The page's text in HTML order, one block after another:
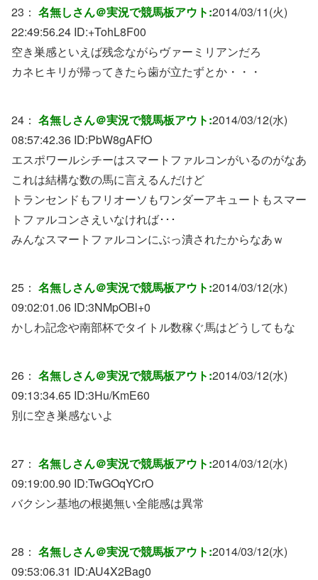
23： 名無しさん＠実況で競馬板アウト:2014/03/11(火)
22:49:56.24 ID:+TohL8F00
空き巣感といえば残念ながらヴァーミリアンだろ
カネヒキリが帰ってきたら歯が立たずとか・・・
24： 名無しさん＠実況で競馬板アウト:2014/03/12(水)
08:57:42.36 ID:PbW8gAFfO
エスポワールシチーはスマートファルコンがいるのがなあ
これは結構な数の馬に言えるんだけど
トランセンドもフリオーソもワンダーアキュートもスマー
トファルコンさえいなければ･･･
みんなスマートファルコンにぶっ潰されたからなあｗ
25： 名無しさん＠実況で競馬板アウト:2014/03/12(水)
09:02:01.06 ID:3NMpOBl+0
かしわ記念や南部杯でタイトル数稼ぐ馬はどうしてもな
26： 名無しさん＠実況で競馬板アウト:2014/03/12(水)
09:13:34.65 ID:3Hu/KmE60
別に空き巣感ないよ
27： 名無しさん＠実況で競馬板アウト:2014/03/12(水)
09:19:00.90 ID:TwGOqYCrO
バクシン基地の根拠無い全能感は異常
28： 名無しさん＠実況で競馬板アウト:2014/03/12(水)
09:53:06.31 ID:AU4X2Bag0